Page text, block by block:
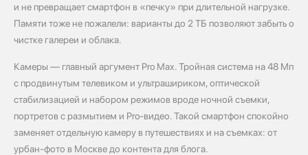
и не превращает смартфон в «печку» при длительной нагрузке.
Памяти тоже не пожалели: варианты до 2 ТБ позволяют забыть о
чистке галереи и облака.
Камеры — главный аргумент Pro Max. Тройная система на 48 Мп
с продвинутым телевиком и ультрашириком, оптической
стабилизацией и набором режимов вроде ночной съемки,
портретов с размытием и Pro‑видео. Такой смартфон спокойно
заменяет отдельную камеру в путешествиях и на съемках: от
урбан‑фото в Москве до контента для блога.